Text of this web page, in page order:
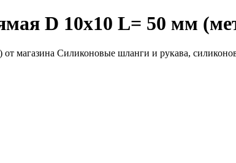
D 10х10 L= 50 мм